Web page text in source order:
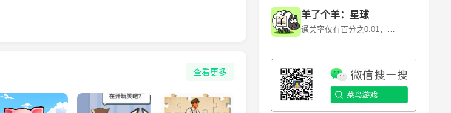
查看更多
羊了个羊：星球
通关率仅有百分之0.01，快来挑战！~ 《羊了个羊》是一款卡通背景消除闯关游戏，游戏利用各种道具和提示来消除每一个关卡当中的障碍和陷阱。 《羊了个羊》是由北京简游科技有限公司开发的一款休闲益智类微信小程序游戏，于2022年6月13日正式上线。其核心玩法是通过消除关卡中的障碍和陷阱来通关，但第二关的难度极高，通关率仅为0.1%左右。